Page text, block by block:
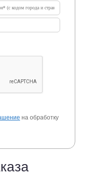
на обработку